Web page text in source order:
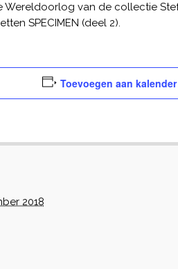
Wereldoorlog van de collectie
SPECIMEN (deel 2).
Toevoegen aan kalender
2018